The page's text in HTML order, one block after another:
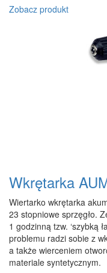
Zobacz produkt
Wkrętarka
Wiertarko wkrętarka
23 stopniowe sprzęgło.
1 godzinną tzw. ‘szybką
problemu radzi sobie z
a także wierceniem
materiale syntetycznym.